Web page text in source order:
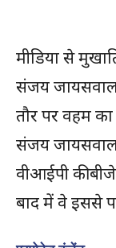
मीडिया से
संजय
तौर पर वहम
संजय
वीआईपी की
बाद में वे इससे